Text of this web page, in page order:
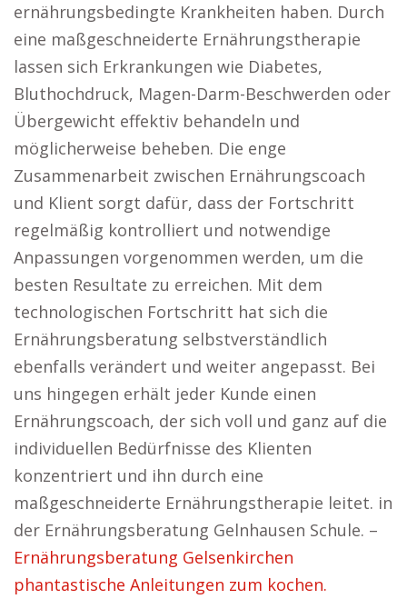
ernährungsbedingte Krankheiten haben. Durch
eine maßgeschneiderte Ernährungstherapie
lassen sich Erkrankungen wie Diabetes,
Bluthochdruck, Magen-Darm-Beschwerden oder
Übergewicht effektiv behandeln und
möglicherweise beheben. Die enge
Zusammenarbeit zwischen Ernährungscoach
und Klient sorgt dafür, dass der Fortschritt
regelmäßig kontrolliert und notwendige
Anpassungen vorgenommen werden, um die
besten Resultate zu erreichen. Mit dem
technologischen Fortschritt hat sich die
Ernährungsberatung selbstverständlich
ebenfalls verändert und weiter angepasst. Bei
uns hingegen erhält jeder Kunde einen
Ernährungscoach, der sich voll und ganz auf die
individuellen Bedürfnisse des Klienten
konzentriert und ihn durch eine
maßgeschneiderte Ernährungstherapie leitet. in
der Ernährungsberatung Gelnhausen Schule. –
Ernährungsberatung Gelsenkirchen
phantastische Anleitungen zum kochen.